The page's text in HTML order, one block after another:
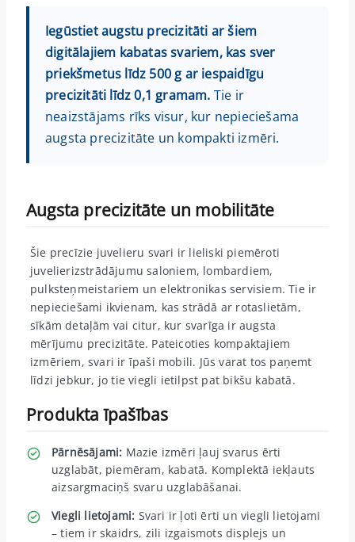
Iegūstiet augstu precizitāti ar šiem
digitālajiem kabatas svariem, kas sver
priekšmetus līdz 500 g ar iespaidīgu
precizitāti līdz 0,1 gramam. Tie ir
neaizstājams rīks visur, kur nepieciešama
augsta precizitāte un kompakti izmēri.
Augsta precizitāte un mobilitāte
Šie precīzie juvelieru svari ir lieliski piemēroti
juvelierizstrādājumu saloniem, lombardiem,
pulksteņmeistariem un elektronikas servisiem. Tie ir
nepieciešami ikvienam, kas strādā ar rotaslietām,
sīkām detaļām vai citur, kur svarīga ir augsta
mērījumu precizitāte. Pateicoties kompaktajiem
izmēriem, svari ir īpaši mobili. Jūs varat tos paņemt
līdzi jebkur, jo tie viegli ietilpst pat bikšu kabatā.
Produkta īpašības
Pārnēsājami: Mazie izmēri ļauj svarus ērti
uzglabāt, piemēram, kabatā. Komplektā iekļauts
aizsargmaciņš svaru uzglabāšanai.
Viegli lietojami: Svari ir ļoti ērti un viegli lietojami
– tiem ir skaidrs, zili izgaismots displejs un